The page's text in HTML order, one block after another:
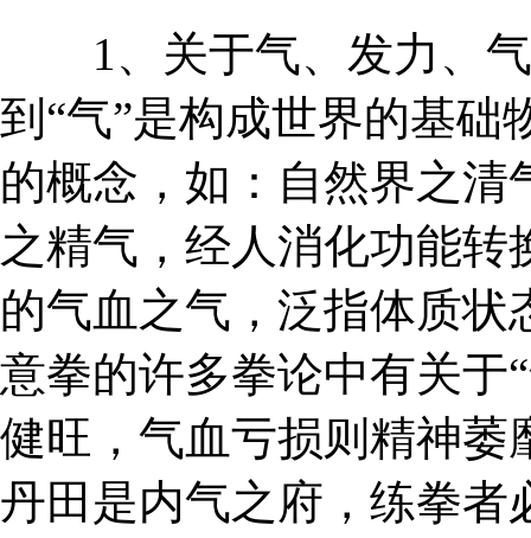
1、关于气、发力、气
到“气”是构成世界的基
的概念，如：自然界之
之精气，经人消化功能
的气血之气，泛指体质
意拳的许多拳论中有关于
健旺，气血亏损则精神萎
丹田是内气之府，练拳者